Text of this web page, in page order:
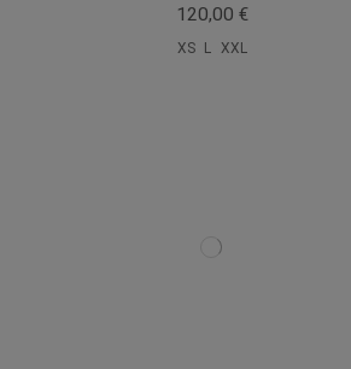
120,00 €
XS L XXL